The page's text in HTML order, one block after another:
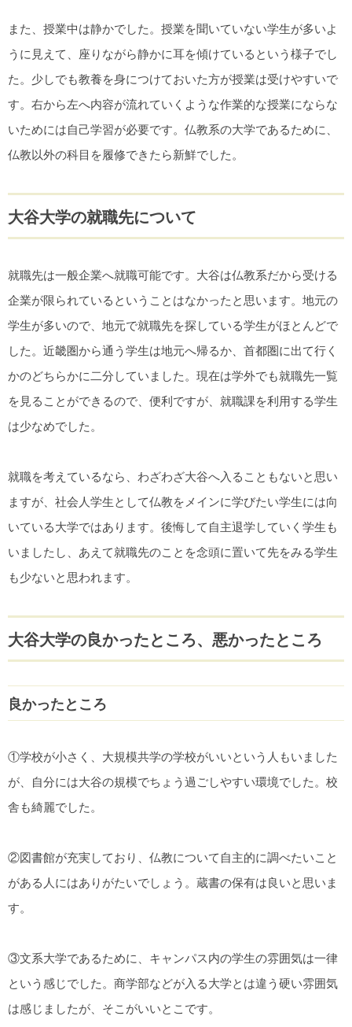
また、授業中は静かでした。授業を聞いていない学生が多いよ
うに見えて、座りながら静かに耳を傾けているという様子でし
た。少しでも教養を身につけておいた方が授業は受けやすいで
す。右から左へ内容が流れていくような作業的な授業にならな
いためには自己学習が必要です。仏教系の大学であるために、
仏教以外の科目を履修できたら新鮮でした。
大谷大学の就職先について
就職先は一般企業へ就職可能です。大谷は仏教系だから受ける
企業が限られているということはなかったと思います。地元の
学生が多いので、地元で就職先を探している学生がほとんどで
した。近畿圏から通う学生は地元へ帰るか、首都圏に出て行く
かのどちらかに二分していました。現在は学外でも就職先一覧
を見ることができるので、便利ですが、就職課を利用する学生
は少なめでした。
就職を考えているなら、わざわざ大谷へ入ることもないと思い
ますが、社会人学生として仏教をメインに学びたい学生には向
いている大学ではあります。後悔して自主退学していく学生も
いましたし、あえて就職先のことを念頭に置いて先をみる学生
も少ないと思われます。
大谷大学の良かったところ、悪かったところ
良かったところ
①学校が小さく、大規模共学の学校がいいという人もいました
が、自分には大谷の規模でちょう過ごしやすい環境でした。校
舎も綺麗でした。
②図書館が充実しており、仏教について自主的に調べたいこと
がある人にはありがたいでしょう。蔵書の保有は良いと思いま
す。
③文系大学であるために、キャンパス内の学生の雰囲気は一律
という感じでした。商学部などが入る大学とは違う硬い雰囲気
は感じましたが、そこがいいとこです。